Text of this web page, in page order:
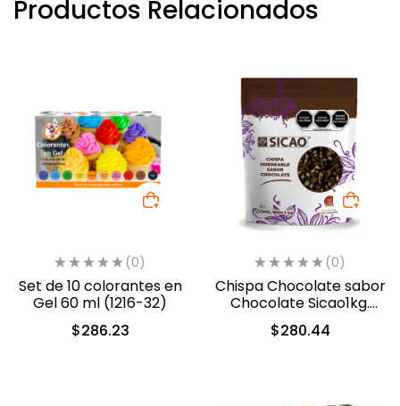
Productos Relacionados
(0)
Set de 10 colorantes en
Gel 60 ml (1216-32)
$286.23
(0)
Chispa Chocolate sabor
Chocolate Sicao1kg.
(0312-A99)
$280.44